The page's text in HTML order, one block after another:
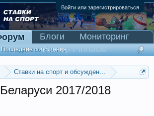
Войти или зарегистрироваться
Ставки на спорт и обсуждение спортивных
2017/2018
Последние сообщения
Блоги
Мониторинг
Сканер Pinnacle